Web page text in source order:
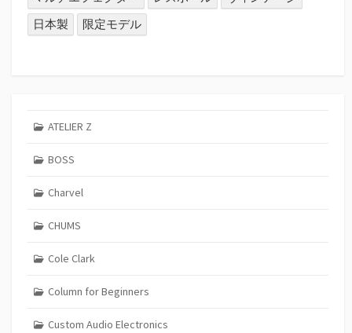
日本製
限定モデル
ATELIER Z
BOSS
Charvel
CHUMS
Cole Clark
Column for Beginners
Custom Audio Electronics